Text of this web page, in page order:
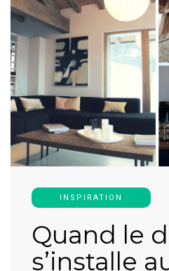
INSPIRATION
Quand le
s’installe